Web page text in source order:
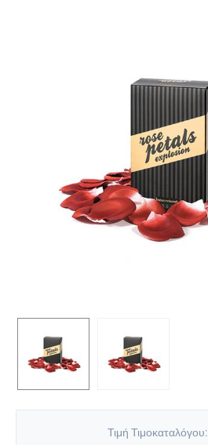
Τιμή Τιμοκαταλόγου: